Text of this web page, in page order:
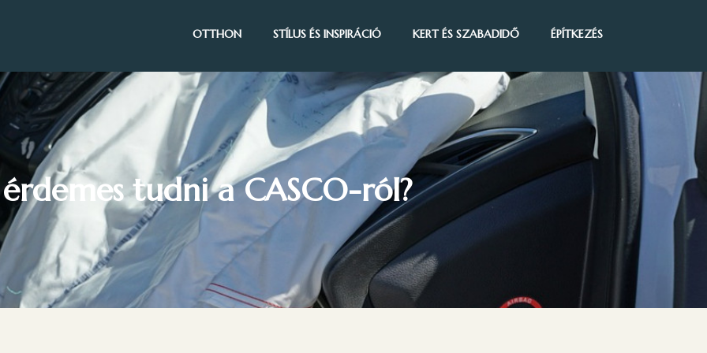
OTTHON STÍLUS ÉS INSPIRÁCIÓ KERT ÉS SZABADIDŐ ÉPÍTKEZÉS
tudni a CASCO-ról?